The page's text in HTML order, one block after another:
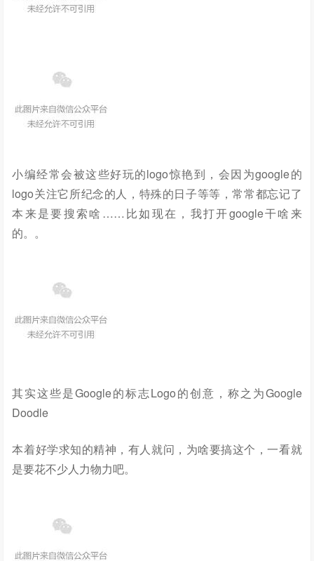
小编经常会被这些好玩的logo惊艳到，会因为google的
logo关注它所纪念的人，特殊的日子等等，常常都忘记了
本来是要搜索啥……比如现在，我打开google干啥来
的。。
其实这些是Google的标志Logo的创意，称之为Google
Doodle
本着好学求知的精神，有人就问，为啥要搞这个，一看就
是要花不少人力物力吧。